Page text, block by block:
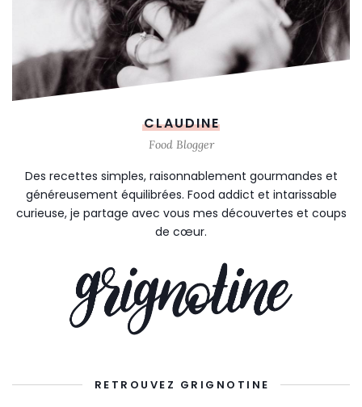
CLAUDINE
Food Blogger
Des recettes simples, raisonnablement gourmandes et
généreusement équilibrées. Food addict et intarissable
curieuse, je partage avec vous mes découvertes et coups
de cœur.
RETROUVEZ GRIGNOTINE